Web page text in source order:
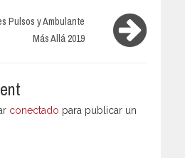
Pulsos y Ambulante
Más Allá 2019
conectado para publicar un